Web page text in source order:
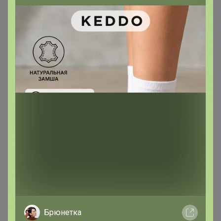
Мари24ок
Магистр
В теме "БАДы высшего качества! Новинки -
Энзимный комплекс и Противомикробный
комплекс."
Брюнетка